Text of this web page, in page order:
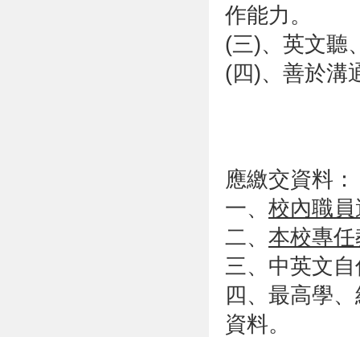
作能力。
(三)、英文聽
(四)、善於溝
應繳交資料：
一、 校內職
二、 本校專
三、中英文
四、最高學
資料。